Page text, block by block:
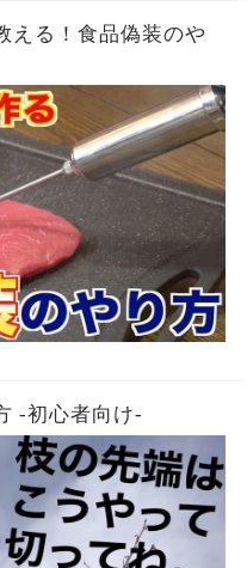
える！食品偽装のや
-初心者向け-